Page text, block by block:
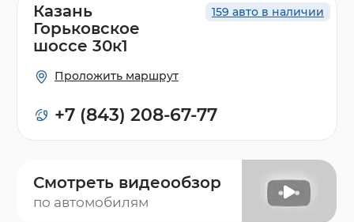
159 авто в наличии
Казань
Горьковское
шоссе 30к1
Проложить маршрут
+7 (843) 208-67-77
Смотреть видеообзор
по автомобилям